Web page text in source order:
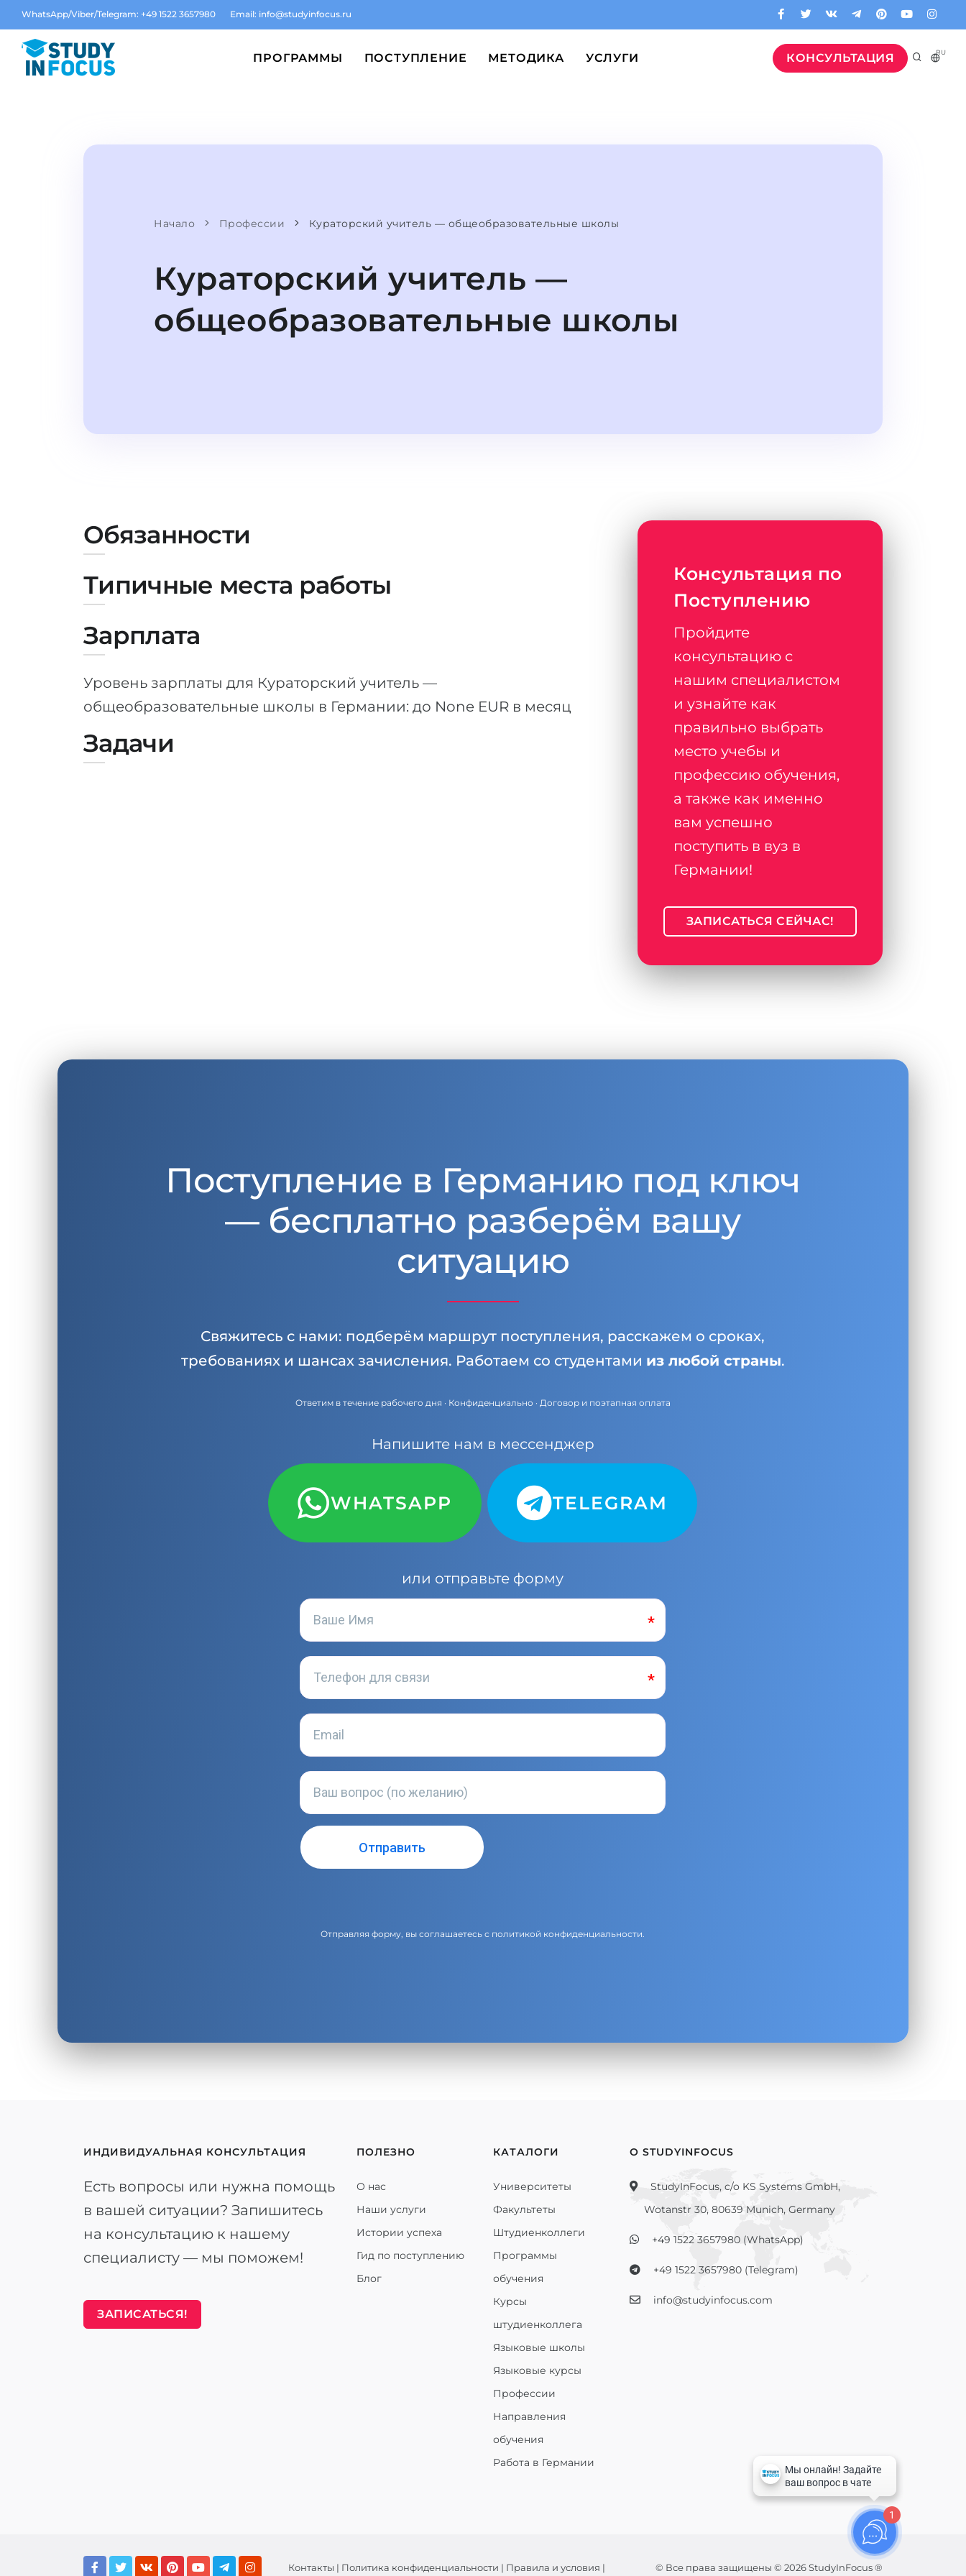
WhatsApp/Viber/Telegram: +49 1522 3657980 Email: info@studyinfocus.ru
КОНСУЛЬТАЦИЯ RU
ПРОГРАММЫ ПОСТУПЛЕНИЕ МЕТОДИКА УСЛУГИ
Начало Профессии Кураторский учитель — общеобразовательные школы
Кураторский учитель —
общеобразовательные школы
Обязанности
Типичные места работы
Зарплата
Уровень зарплаты для Кураторский учитель —
общеобразовательные школы в Германии: до None EUR в месяц
Задачи
Консультация по
Поступлению
Пройдите
консультацию с
нашим специалистом
и узнайте как
правильно выбрать
место учебы и
профессию обучения,
а также как именно
вам успешно
поступить в вуз в
Германии!
ЗАПИСАТЬСЯ СЕЙЧАС!
Поступление в Германию под ключ
— бесплатно разберём вашу
ситуацию
Свяжитесь с нами: подберём маршрут поступления, расскажем о сроках,
требованиях и шансах зачисления. Работаем со студентами из любой страны.
Ответим в течение рабочего дня · Конфиденциально · Договор и поэтапная оплата
Напишите нам в мессенджер
WHATSAPP TELEGRAM
или отправьте форму
Отправляя форму, вы соглашаетесь с политикой конфиденциальности.
ИНДИВИДУАЛЬНАЯ КОНСУЛЬТАЦИЯ
Есть вопросы или нужна помощь
в вашей ситуации? Запишитесь
на консультацию к нашему
специалисту — мы поможем!
ЗАПИСАТЬСЯ!
ПОЛЕЗНО
О нас
Наши услуги
Истории успеха
Гид по поступлению
Блог
КАТАЛОГИ
Университеты
Факультеты
Штудиенколлеги
Программы
обучения
Курсы
штудиенколлега
Языковые школы
Языковые курсы
Профессии
Направления
обучения
Работа в Германии
О STUDYINFOCUS
StudyInFocus, c/o KS Systems GmbH,
Wotanstr 30, 80639 Munich, Germany
+49 1522 3657980 (WhatsApp)
+49 1522 3657980 (Telegram)
info@studyinfocus.com
Контакты | Политика конфиденциальности | Правила и условия | © Все права защищены © 2026 StudyInFocus ®
1